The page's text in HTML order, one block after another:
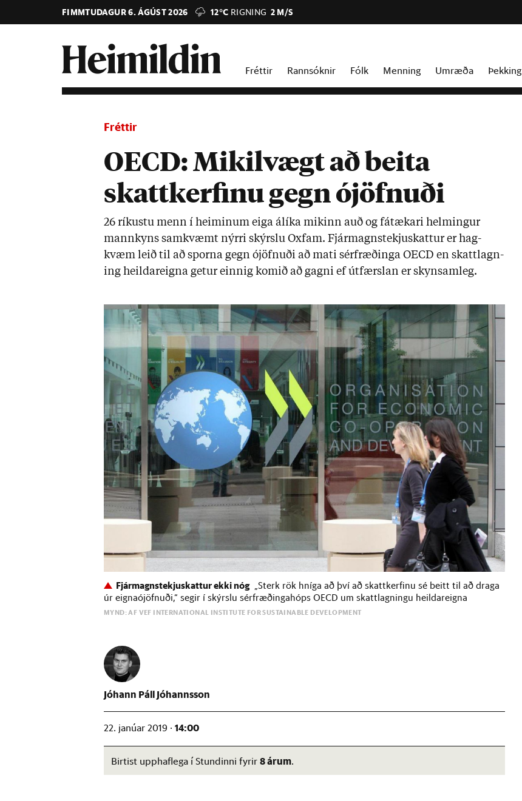
FIMMTUDAGUR 6. ÁGÚST 2026 12°C RIGNING 2 M/S
Fréttir Rannsóknir Fólk Menning Umræða Þekking
Fréttir
OECD: Mikilvægt að beita
skattkerfinu gegn ójöfnuði
26 rík­ustu menn í heim­in­um eiga álíka mik­inn auð og fá­tæk­ari helm­ing­ur
mann­kyns sam­kvæmt nýrri skýrslu Oxfam. Fjár­magn­s­tekju­skatt­ur er hag­
kvæm leið til að sporna gegn ójöfn­uði að mati sér­fræð­inga OECD en skatt­lagn­
ing heild­ar­eigna get­ur einnig kom­ið að gagni ef út­færsl­an er skyn­sam­leg.
Fjármagnstekjuskattur ekki nóg
„Sterk rök hníga að því að skattkerfinu sé beitt til að draga
úr eignaójöfnuði,“ segir í skýrslu sérfræðingahóps OECD um skattlagningu heildareigna
MYND: AF VEF INTERNATIONAL INSTITUTE FOR SUSTAINABLE DEVELOPMENT
Jóhann Páll Jóhannsson
22. janúar 2019 ·14:00
Birtist upphaflega í Stundinni fyrir8 árum.